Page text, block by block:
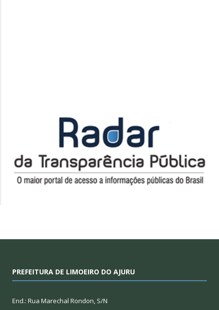
PREFEITURA DE LIMOEIRO DO AJURU
End.: Rua Marechal Rondon, S/N